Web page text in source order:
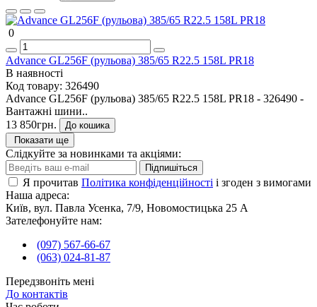
0
Advance GL256F (рульова) 385/65 R22.5 158L PR18
В наявності
Код товару: 326490
Advance GL256F (рульова) 385/65 R22.5 158L PR18 - 326490 -
Вантажні шини..
13 850грн.
До кошика
Показати ще
Слідкуйте за новинками та акціями:
Підпишіться
Я прочитав Політика конфіденційності і згоден з вимогами
Наша адреса:
Київ, вул. Павла Усенка, 7/9, Новомостицька 25 А
Зателефонуйте нам:
(097) 567-66-67
(063) 024-81-87
Передзвоніть мені
До контактів